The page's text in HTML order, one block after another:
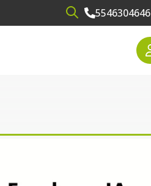
Open search5546304646